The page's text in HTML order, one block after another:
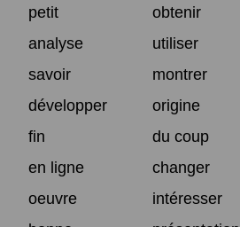
petit
obtenir
analyse
utiliser
savoir
montrer
développer
origine
fin
du coup
en ligne
changer
oeuvre
intéresser